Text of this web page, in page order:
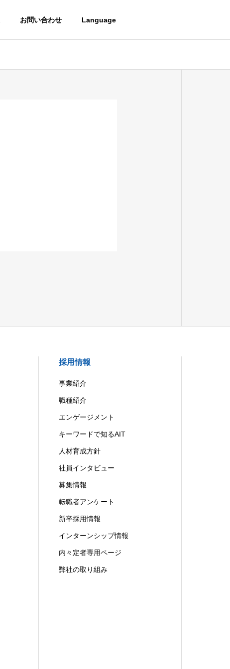
お問い合わせ Language
採用情報
事業紹介
職種紹介
エンゲージメント
キーワードで知るAIT
人材育成方針
社員インタビュー
募集情報
転職者アンケート
新卒採用情報
インターンシップ情報
内々定者専用ページ
弊社の取り組み